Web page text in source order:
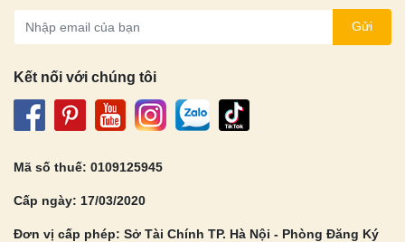
Gửi
Kết nối với chúng tôi
Mã số thuế: 0109125945
Cấp ngày: 17/03/2020
Đơn vị cấp phép: Sở Tài Chính TP. Hà Nội - Phòng Đăng Ký